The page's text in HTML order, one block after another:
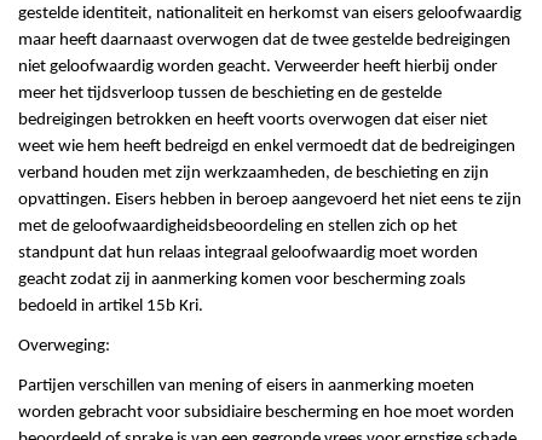
gestelde identiteit, nationaliteit en herkomst van eisers geloofwaardig
maar heeft daarnaast overwogen dat de twee gestelde bedreigingen
niet geloofwaardig worden geacht. Verweerder heeft hierbij onder
meer het tijdsverloop tussen de beschieting en de gestelde
bedreigingen betrokken en heeft voorts overwogen dat eiser niet
weet wie hem heeft bedreigd en enkel vermoedt dat de bedreigingen
verband houden met zijn werkzaamheden, de beschieting en zijn
opvattingen. Eisers hebben in beroep aangevoerd het niet eens te zijn
met de geloofwaardigheidsbeoordeling en stellen zich op het
standpunt dat hun relaas integraal geloofwaardig moet worden
geacht zodat zij in aanmerking komen voor bescherming zoals
bedoeld in artikel 15b Kri.
Overweging:
Partijen verschillen van mening of eisers in aanmerking moeten
worden gebracht voor subsidiaire bescherming en hoe moet worden